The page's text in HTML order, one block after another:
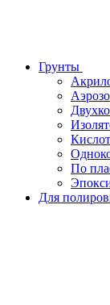
Грунты
По
Для